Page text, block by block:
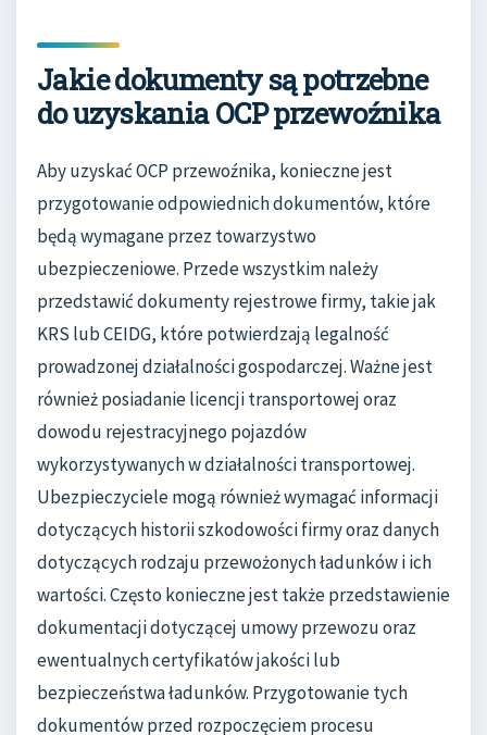
Jakie dokumenty są potrzebne
do uzyskania OCP przewoźnika
Aby uzyskać OCP przewoźnika, konieczne jest
przygotowanie odpowiednich dokumentów, które
będą wymagane przez towarzystwo
ubezpieczeniowe. Przede wszystkim należy
przedstawić dokumenty rejestrowe firmy, takie jak
KRS lub CEIDG, które potwierdzają legalność
prowadzonej działalności gospodarczej. Ważne jest
również posiadanie licencji transportowej oraz
dowodu rejestracyjnego pojazdów
wykorzystywanych w działalności transportowej.
Ubezpieczyciele mogą również wymagać informacji
dotyczących historii szkodowości firmy oraz danych
dotyczących rodzaju przewożonych ładunków i ich
wartości. Często konieczne jest także przedstawienie
dokumentacji dotyczącej umowy przewozu oraz
ewentualnych certyfikatów jakości lub
bezpieczeństwa ładunków. Przygotowanie tych
dokumentów przed rozpoczęciem procesu